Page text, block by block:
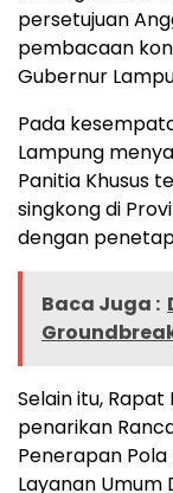
persetujuan
pembacaan
Gubernur
Pada
Lampung
Panitia Khusus
singkong di
dengan
Baca Juga :
Selain itu,
penarikan
Penerapan
Layanan Umum